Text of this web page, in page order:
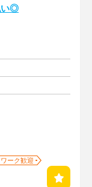
い◎
ーク歓迎